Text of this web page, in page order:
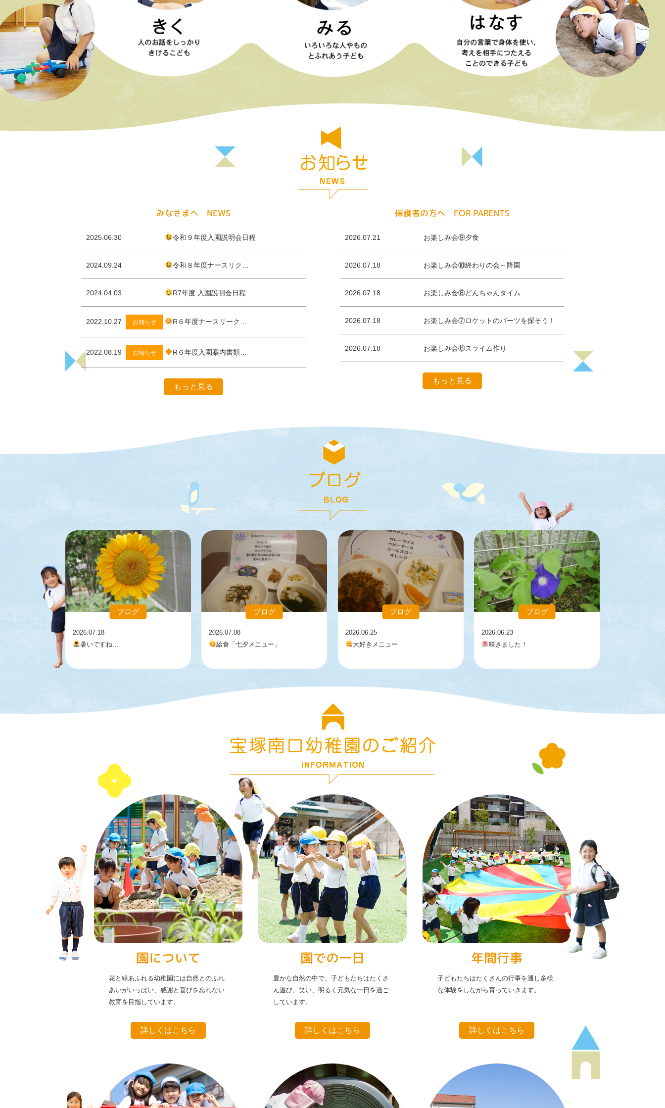
みなさまへ NEWS
2025.06.30 令和９年度入園説明会日程
2024.09.24 令和８年度ナースリク…
2024.04.03 R7年度 入園説明会日程
2022.10.27 お知らせ R６年度ナースリーク…
2022.08.19 お知らせ R６年度入園案内書類…
もっと見る
保護者の方へ FOR PARENTS
2026.07.21 お楽しみ会⑨夕食
2026.07.18 お楽しみ会⑩終わりの会～降園
2026.07.18 お楽しみ会⑧どんちゃんタイム
2026.07.18 お楽しみ会⑦ロケットのパーツを探そう！
2026.07.18 お楽しみ会⑥スライム作り
もっと見る
ブログ
2026.07.18
暑いですね…
ブログ
2026.07.08
給食「七夕メニュー」
ブログ
2026.06.25
大好きメニュー
ブログ
2026.06.23
咲きました！
園について
花と緑あふれる幼稚園には自然とのふれ
あいがいっぱい、感謝と喜びを忘れない
教育を目指しています。
詳しくはこちら
園での一日
豊かな自然の中で、子どもたちはたくさ
ん遊び、笑い、明るく元気な一日を過ご
しています。
詳しくはこちら
年間行事
子どもたちはたくさんの行事を通し多様
な体験をしながら育っていきます。
詳しくはこちら